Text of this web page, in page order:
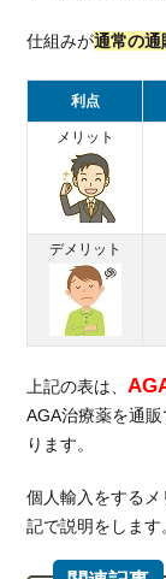
が受
れる
クリ
ニッ
クを
紹介
3.1.
湘南
美容
AGA
クリ
ク
3.2.
AGA
ンク
リニ
仕組みが通常の通
利点
メリット
デメリット
上記の表は、
AGA治療薬を通
ります。
個人輸入をする
記で説明をします